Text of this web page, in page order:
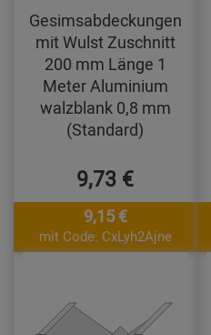
Gesimsabdeckungen
mit Wulst Zuschnitt
200 mm Länge 1
Meter Aluminium
walzblank 0,8 mm
(Standard)
9,73 €
9,15 €
mit Code: CxLyh2Ajne